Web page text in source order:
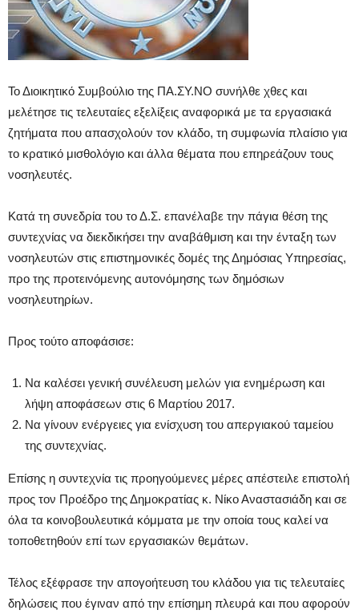
Το Διοικητικό Συμβούλιο της ΠΑ.ΣΥ.ΝΟ συνήλθε χθες και
μελέτησε τις τελευταίες εξελίξεις αναφορικά με τα εργασιακά
ζητήματα που απασχολούν τον κλάδο, τη συμφωνία πλαίσιο για
το κρατικό μισθολόγιο και άλλα θέματα που επηρεάζουν τους
νοσηλευτές.
Κατά τη συνεδρία του το Δ.Σ. επανέλαβε την πάγια θέση της
συντεχνίας να διεκδικήσει την αναβάθμιση και την ένταξη των
νοσηλευτών στις επιστημονικές δομές της Δημόσιας Υπηρεσίας,
προ της προτεινόμενης αυτονόμησης των δημόσιων
νοσηλευτηρίων.
Προς τούτο αποφάσισε:
Να καλέσει γενική συνέλευση μελών για ενημέρωση και
λήψη αποφάσεων στις 6 Μαρτίου 2017.
Να γίνουν ενέργειες για ενίσχυση του απεργιακού ταμείου
της συντεχνίας.
Επίσης η συντεχνία τις προηγούμενες μέρες απέστειλε επιστολή
προς τον Προέδρο της Δημοκρατίας κ. Νίκο Αναστασιάδη και σε
όλα τα κοινοβουλευτικά κόμματα με την οποία τους καλεί να
τοποθετηθούν επί των εργασιακών θεμάτων.
Τέλος εξέφρασε την απογοήτευση του κλάδου για τις τελευταίες
δηλώσεις που έγιναν από την επίσημη πλευρά και που αφορούν